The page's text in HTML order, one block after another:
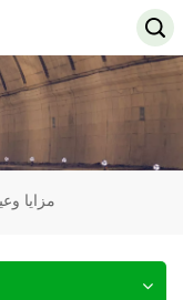
مزايا